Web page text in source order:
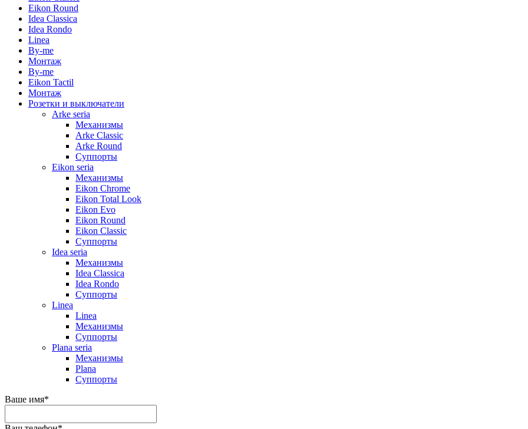
Eikon Round
Idea Classica
Idea Rondo
Linea
By-me
Монтаж
By-me
Eikon Tactil
Монтаж
Розетки и выключатели
Arke seria
Механизмы
Arke Classic
Arke Round
Суппорты
Eikon seria
Механизмы
Eikon Chrome
Eikon Total Look
Eikon Evo
Eikon Round
Eikon Classic
Суппорты
Idea seria
Механизмы
Idea Classica
Idea Rondo
Суппорты
Linea
Linea
Механизмы
Суппорты
Plana seria
Механизмы
Plana
Суппорты
Ваше имя*